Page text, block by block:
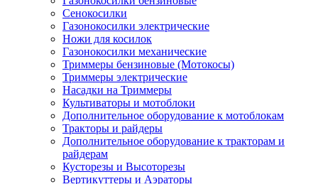
Сенокосилки
Газонокосилки электрические
Ножи для косилок
Газонокосилки механические
Триммеры бензиновые (Мотокосы)
Триммеры электрические
Насадки на Триммеры
Культиваторы и мотоблоки
Дополнительное оборудование к мотоблокам
Тракторы и райдеры
Дополнительное оборудование к тракторам и
райдерам
Кусторезы и Высоторезы
Вертикуттеры и Аэраторы